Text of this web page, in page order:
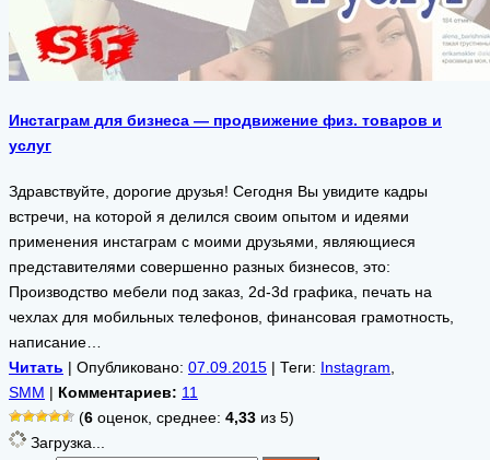
Инстаграм для бизнеса — продвижение физ. товаров и
услуг
Здравствуйте, дорогие друзья! Сегодня Вы увидите кадры
встречи, на которой я делился своим опытом и идеями
применения инстаграм с моими друзьями, являющиеся
представителями совершенно разных бизнесов, это:
Производство мебели под заказ, 2d-3d графика, печать на
чехлах для мобильных телефонов, финансовая грамотность,
написание…
Читать | Опубликовано: 07.09.2015 | Теги: Instagram
SMM | Комментариев: 11
(6 оценок, среднее: 4,33 из 5)
Загрузка...